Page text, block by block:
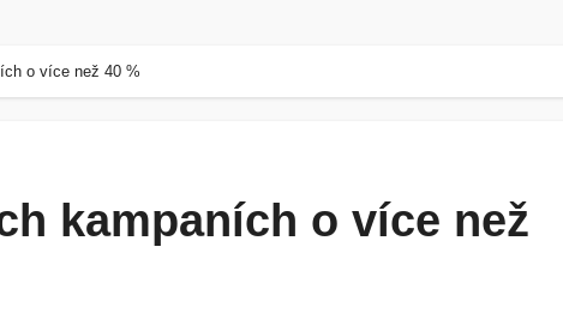
o více než 40 %
kampaních o více než